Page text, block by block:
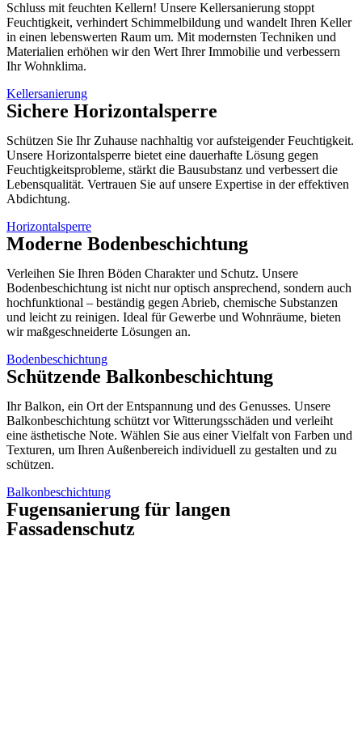
Schluss mit feuchten Kellern! Unsere Kellersanierung stoppt
Feuchtigkeit, verhindert Schimmelbildung und wandelt Ihren Keller
in einen lebenswerten Raum um. Mit modernsten Techniken und
Materialien erhöhen wir den Wert Ihrer Immobilie und verbessern
Ihr Wohnklima.
Kellersanierung
Sichere Horizontalsperre
Schützen Sie Ihr Zuhause nachhaltig vor aufsteigender Feuchtigkeit.
Unsere Horizontalsperre bietet eine dauerhafte Lösung gegen
Feuchtigkeitsprobleme, stärkt die Bausubstanz und verbessert die
Lebensqualität. Vertrauen Sie auf unsere Expertise in der effektiven
Abdichtung.
Horizontalsperre
Moderne Bodenbeschichtung
Verleihen Sie Ihren Böden Charakter und Schutz. Unsere
Bodenbeschichtung ist nicht nur optisch ansprechend, sondern auch
hochfunktional – beständig gegen Abrieb, chemische Substanzen
und leicht zu reinigen. Ideal für Gewerbe und Wohnräume, bieten
wir maßgeschneiderte Lösungen an.
Bodenbeschichtung
Schützende Balkonbeschichtung
Ihr Balkon, ein Ort der Entspannung und des Genusses. Unsere
Balkonbeschichtung schützt vor Witterungsschäden und verleiht
eine ästhetische Note. Wählen Sie aus einer Vielfalt von Farben und
Texturen, um Ihren Außenbereich individuell zu gestalten und zu
schützen.
Balkonbeschichtung
Fugensanierung für langen
Fassadenschutz